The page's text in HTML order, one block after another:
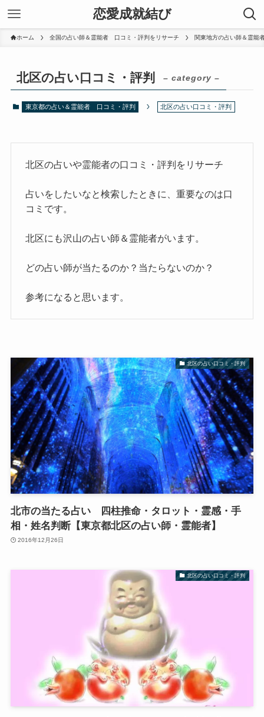
恋愛成就結び
ホーム 全国の占い師＆霊能者 口コミ・評判をリサーチ 関東地方の占い師＆霊能
北区の占い口コミ・評判 – category –
東京都の占い＆霊能者 口コミ・評判 北区の占い口コミ・評判
北区の占いや霊能者の口コミ・評判をリサーチ
占いをしたいなと検索したときに、重要なのは口
コミです。
北区にも沢山の占い師＆霊能者がいます。
どの占い師が当たるのか？当たらないのか？
参考になると思います。
北区の占い口コミ・評判
北市の当たる占い 四柱推命・タロット・霊感・手
相・姓名判断【東京都北区の占い師・霊能者】
2016年12月26日
北区の占い口コミ・評判